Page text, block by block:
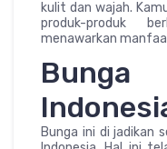
kulit dan wajah.
produk-produk
menawarkan
Bunga ini di jadikan